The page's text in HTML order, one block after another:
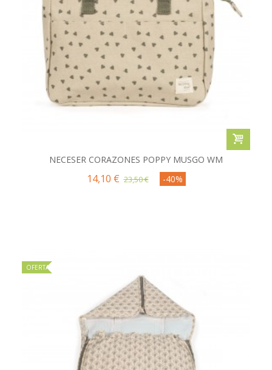
NECESER CORAZONES POPPY MUSGO WM
14,10 € 23,50 € -40%
OFERTA